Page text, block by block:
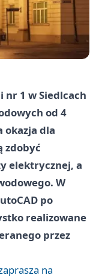
nr 1 w Siedlcach
od 4
okazja dla
zdobyć
elektrycznej, a
W
po
realizowane
przez
na